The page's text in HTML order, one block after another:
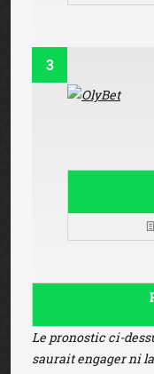
3
Le pronostic ci-
saurait engager ni